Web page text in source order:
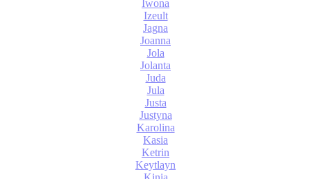
Iwona
Izeult
Jagna
Joanna
Jola
Jolanta
Juda
Jula
Justa
Justyna
Karolina
Kasia
Ketrin
Keytlayn